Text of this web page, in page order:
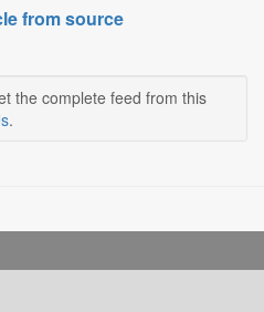
from source
the complete feed from this
.